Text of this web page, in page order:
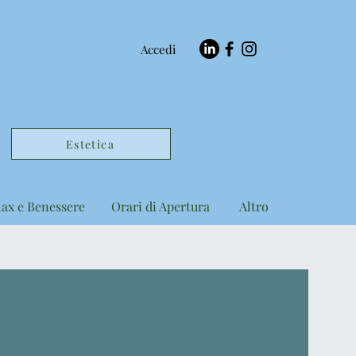
Accedi
Estetica
e Benessere Orari di Apertura Altro